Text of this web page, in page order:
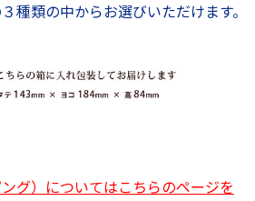
種類の中からお選びいただけます。
グ）についてはこちらのページを